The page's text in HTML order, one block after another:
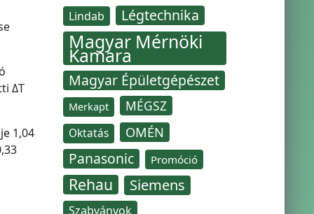
ΔT
1,04
Lindab Légtechnika
Magyar Mérnöki
Kamara
Magyar Épületgépészet
Merkapt MÉGSZ
Oktatás OMÉN
Panasonic Promóció
Rehau Siemens
Szabványok